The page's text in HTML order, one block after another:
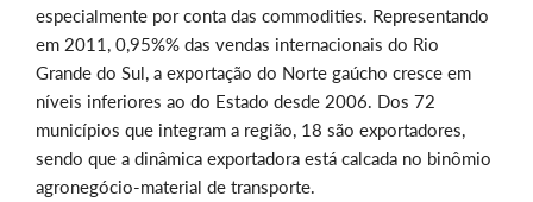
especialmente por conta das commodities. Representando
em 2011, 0,95%% das vendas internacionais do Rio
Grande do Sul, a exportação do Norte gaúcho cresce em
níveis inferiores ao do Estado desde 2006. Dos 72
municípios que integram a região, 18 são exportadores,
sendo que a dinâmica exportadora está calcada no binômio
agronegócio-material de transporte.